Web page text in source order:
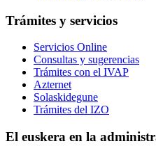
Trámites y servicios
Servicios Online
Consultas y sugerencias
Trámites con el IVAP
Azternet
Solaskidegune
Trámites del IZO
El euskera en la